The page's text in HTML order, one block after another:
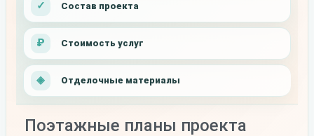
Состав проекта
Стоимость услуг
Отделочные материалы
Поэтажные планы проекта